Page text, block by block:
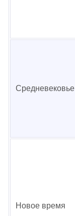
Средневековье
Новое время